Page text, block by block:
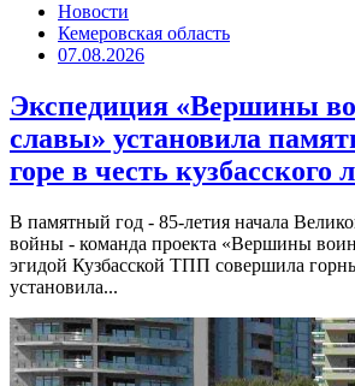
Новости
Кемеровская область
07.08.2026
Экспедиция «Вершины
славы» установила
горе в честь кузбасского
В памятный год - 85-летия начала
войны - команда проекта «Вершины
эгидой Кузбасской ТПП совершила
установила...